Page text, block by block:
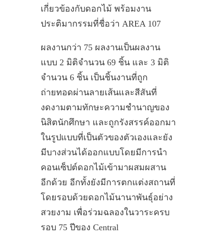
เกี่ยวข้องกับดอกไม้ พร้อมงาน
ประติมากรรมที่ชื่อว่า AREA 107
ผลงานกว่า 75 ผลงานเป็นผลงาน
แบบ 2 มิติจำนวน 69 ชิ้น และ 3 มิติ
จำนวน 6 ชิ้น เป็นชิ้นงานที่ถูก
ถ่ายทอดผ่านลายเส้นและสีสันที่
งดงามตามทักษะความชำนาญของ
นิสิตนักศึกษา และถูกรังสรรค์ออกมา
ในรูปแบบที่เป็นตัวของตัวเองและยัง
มีบางส่วนได้ออกแบบโดยมีการนำ
คอนเซ็ปต์ดอกไม้เข้ามาผสมผสาน
อีกด้วย อีกทั้งยังมีการตกแต่งสถานที่
โดยรอบด้วยดอกไม้นานาพันธุ์อย่าง
สวยงาม เพื่อร่วมฉลองในวาระครบ
รอบ 75 ปีของ Central